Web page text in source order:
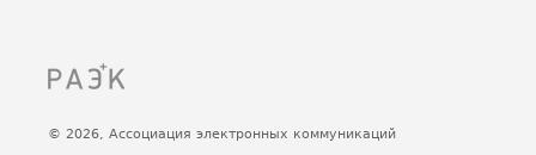
© 2026, Ассоциация электронных коммуникаций